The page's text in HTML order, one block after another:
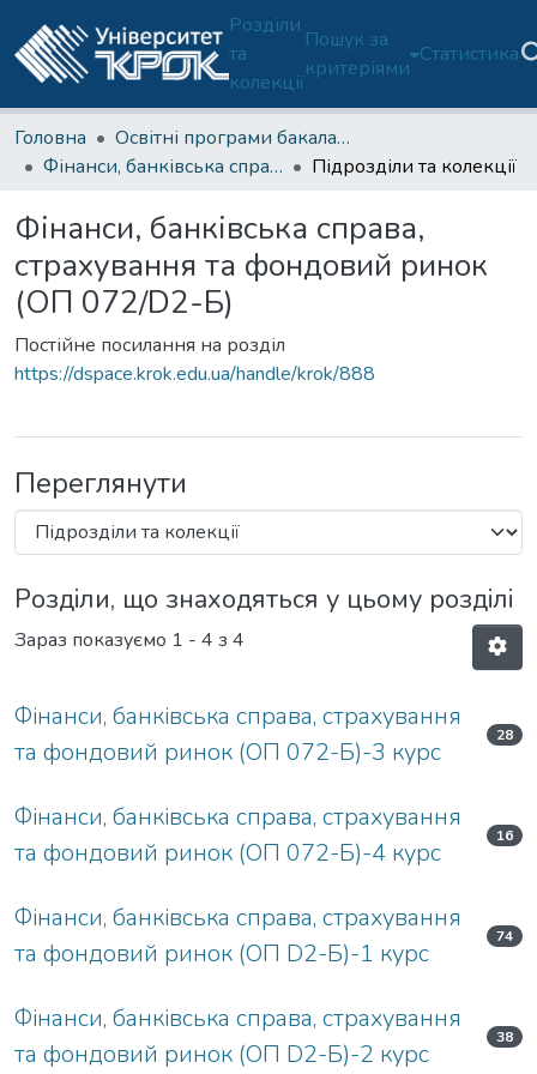
Розділи
та
колекції
Пошук за
критеріями
Статистика
Головна
Освітні програми бакалаврату
Фінанси, банківська справа, страхування та фондовий ринок (ОП 072/D2-Б)
Підрозділи та колекції
Фінанси, банківська справа,
страхування та фондовий ринок
(ОП 072/D2-Б)
Постійне посилання на розділ
https://dspace.krok.edu.ua/handle/krok/888
Переглянути
Розділи, що знаходяться у цьому розділі
Зараз показуємо 1 - 4 з 4
Фінанси, банківська справа, страхування
та фондовий ринок (ОП 072-Б)-3 курс
28
Фінанси, банківська справа, страхування
та фондовий ринок (ОП 072-Б)-4 курс
16
Фінанси, банківська справа, страхування
та фондовий ринок (ОП D2-Б)-1 курс
74
Фінанси, банківська справа, страхування
та фондовий ринок (ОП D2-Б)-2 курс
38